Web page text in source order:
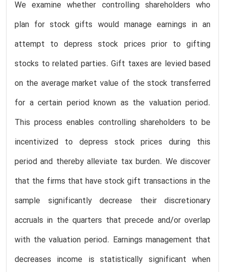
We examine whether controlling shareholders who
plan for stock gifts would manage earnings in an
attempt to depress stock prices prior to gifting
stocks to related parties. Gift taxes are levied based
on the average market value of the stock transferred
for a certain period known as the valuation period.
This process enables controlling shareholders to be
incentivized to depress stock prices during this
period and thereby alleviate tax burden. We discover
that the firms that have stock gift transactions in the
sample significantly decrease their discretionary
accruals in the quarters that precede and/or overlap
with the valuation period. Earnings management that
decreases income is statistically significant when